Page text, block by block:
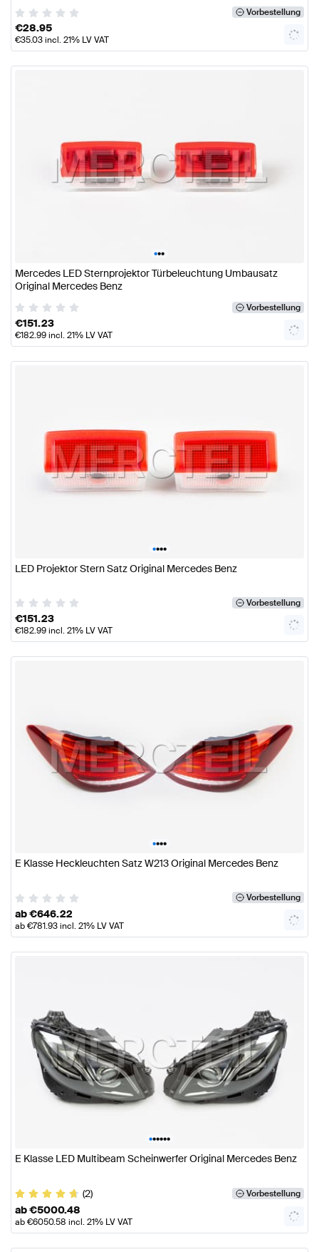
Vorbestellung
€28.95
€35.03incl. 21% LV VAT
•••
Mercedes LED Sternprojektor Türbeleuchtung Umbausatz
Original Mercedes Benz
Vorbestellung
€151.23
€182.99incl. 21% LV VAT
••••
LED Projektor Stern Satz Original Mercedes Benz
Vorbestellung
€151.23
€182.99incl. 21% LV VAT
••••
E Klasse Heckleuchten Satz W213 Original Mercedes Benz
Vorbestellung
ab€646.22
ab€781.93incl. 21% LV VAT
••••••
E Klasse LED Multibeam Scheinwerfer Original Mercedes Benz
(2) Vorbestellung
ab€5000.48
ab€6050.58 incl. 21% LV VAT